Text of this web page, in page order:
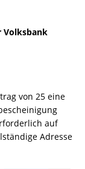
Volksbank
von 25 eine
auf
Adresse